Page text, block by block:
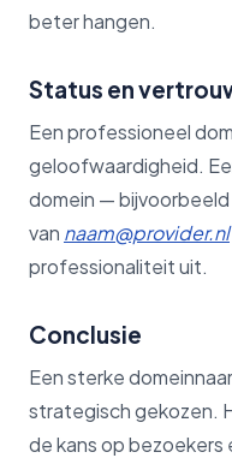
beter hangen.
Status en
Een professioneel
geloofwaardigheid.
domein — bijvoorbeeld
van naam@provider.nl
professionaliteit uit.
Conclusie
Een sterke
strategisch gekozen.
de kans op bezoekers